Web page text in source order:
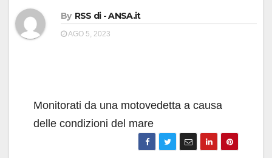
By RSS di - ANSA.it
AGO 5, 2023
Monitorati da una motovedetta a causa
delle condizioni del mare